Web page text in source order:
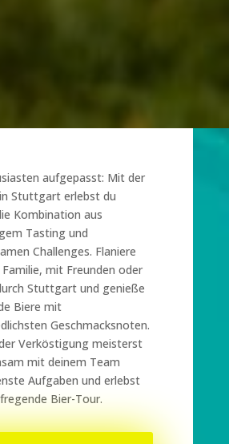
aufgepasst: Mit der
Stuttgart erlebst du
Kombination aus
Tasting und
Challenges. Flaniere
mit Freunden oder
Stuttgart und genieße
Biere mit
Geschmacksnoten.
Verköstigung meisterst
mit deinem Team
Aufgaben und erlebst
Bier-Tour.